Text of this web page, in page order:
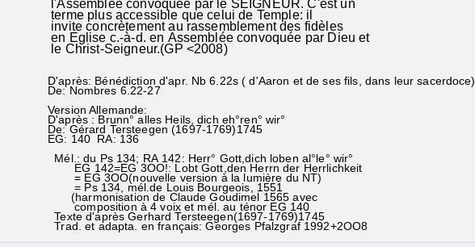
l'Assemblée convoquée par le SEIGNEUR. C'est un
terme plus accessible que celui de Temple: il
invite concrètement au rassemblement des fidèles
en Eglise c.-à-d. en Assemblée convoquée par Dieu et
le Christ-Seigneur.(GP <2008)
D'après: Bénédiction d'apr. Nb 6.22s ( d'Aaron et de ses fils, dans leur sacerdoce)
De: Nombres 6.22-27
Version Allemande:
D'après : Brunn° alles Heils, dich eh°ren° wir°
De: Gérard Tersteegen (1697-1769)1745
EG: 140 RA: 136
Mél.: du Ps 134; RA 142: Herr° Gott,dich loben al°le° wir°
EG 142=EG 3OO!: Lobt Gott,den Herrn der Herrlichkeit
= EG 3OO(nouvelle version à la lumière du NT)
= Ps 134, mél.de Louis Bourgeois, 1551
(harmonisation de Claude Goudimel 1565 avec
composition à 4 voix et mél. au ténor EG 140
Texte d'après Gerhard Tersteegen(1697-1769)1745
Trad. et adapta. en français: Georges Pfalzgraf 1992+2OO8